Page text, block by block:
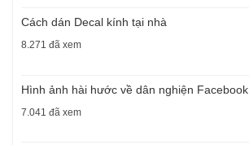
Cách dán Decal kính tại nhà
8.271 đã xem
Hình ảnh hài hước về dân nghiện Facebook
7.041 đã xem